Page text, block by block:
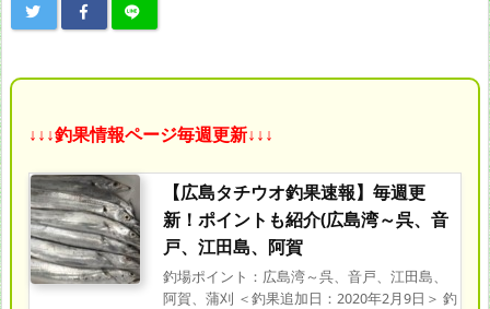
↓↓↓釣果情報ページ毎週更新↓↓↓
【広島タチウオ釣果速報】毎週更
新！ポイントも紹介(広島湾～呉、音
戸、江田島、阿賀
釣場ポイント：広島湾～呉、音戸、江田島、
阿賀、蒲刈 ＜釣果追加日：2020年2月9日＞ 釣